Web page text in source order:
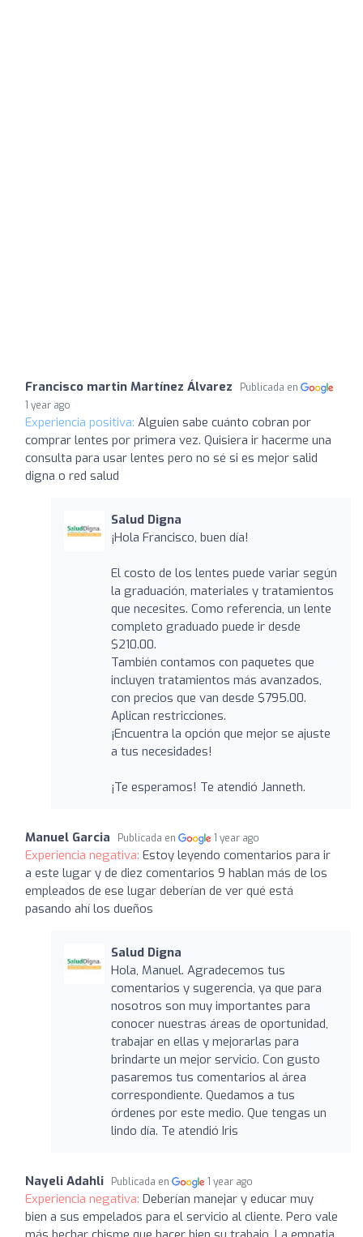
Francisco martin Martínez Álvarez
Publicada en
1 year ago
Experiencia positiva: Alguien sabe cuánto cobran por
comprar lentes por primera vez. Quisiera ir hacerme una
consulta para usar lentes pero no sé si es mejor salid
digna o red salud
Salud Digna
¡Hola Francisco, buen día!
El costo de los lentes puede variar según
la graduación, materiales y tratamientos
que necesites. Como referencia, un lente
completo graduado puede ir desde
$210.00.
También contamos con paquetes que
incluyen tratamientos más avanzados,
con precios que van desde $795.00.
Aplican restricciones.
¡Encuentra la opción que mejor se ajuste
a tus necesidades!
¡Te esperamos! Te atendió Janneth.
Manuel Garcia Publicada en 1 year ago
Experiencia negativa: Estoy leyendo comentarios para ir
a este lugar y de diez comentarios 9 hablan más de los
empleados de ese lugar deberían de ver qué está
pasando ahí los dueños
Salud Digna
Hola, Manuel. Agradecemos tus
comentarios y sugerencia, ya que para
nosotros son muy importantes para
conocer nuestras áreas de oportunidad,
trabajar en ellas y mejorarlas para
brindarte un mejor servicio. Con gusto
pasaremos tus comentarios al área
correspondiente. Quedamos a tus
órdenes por este medio. Que tengas un
lindo día. Te atendió Iris
Nayeli Adahli Publicada en 1 year ago
Experiencia negativa: Deberían manejar y educar muy
bien a sus empelados para el servicio al cliente. Pero vale